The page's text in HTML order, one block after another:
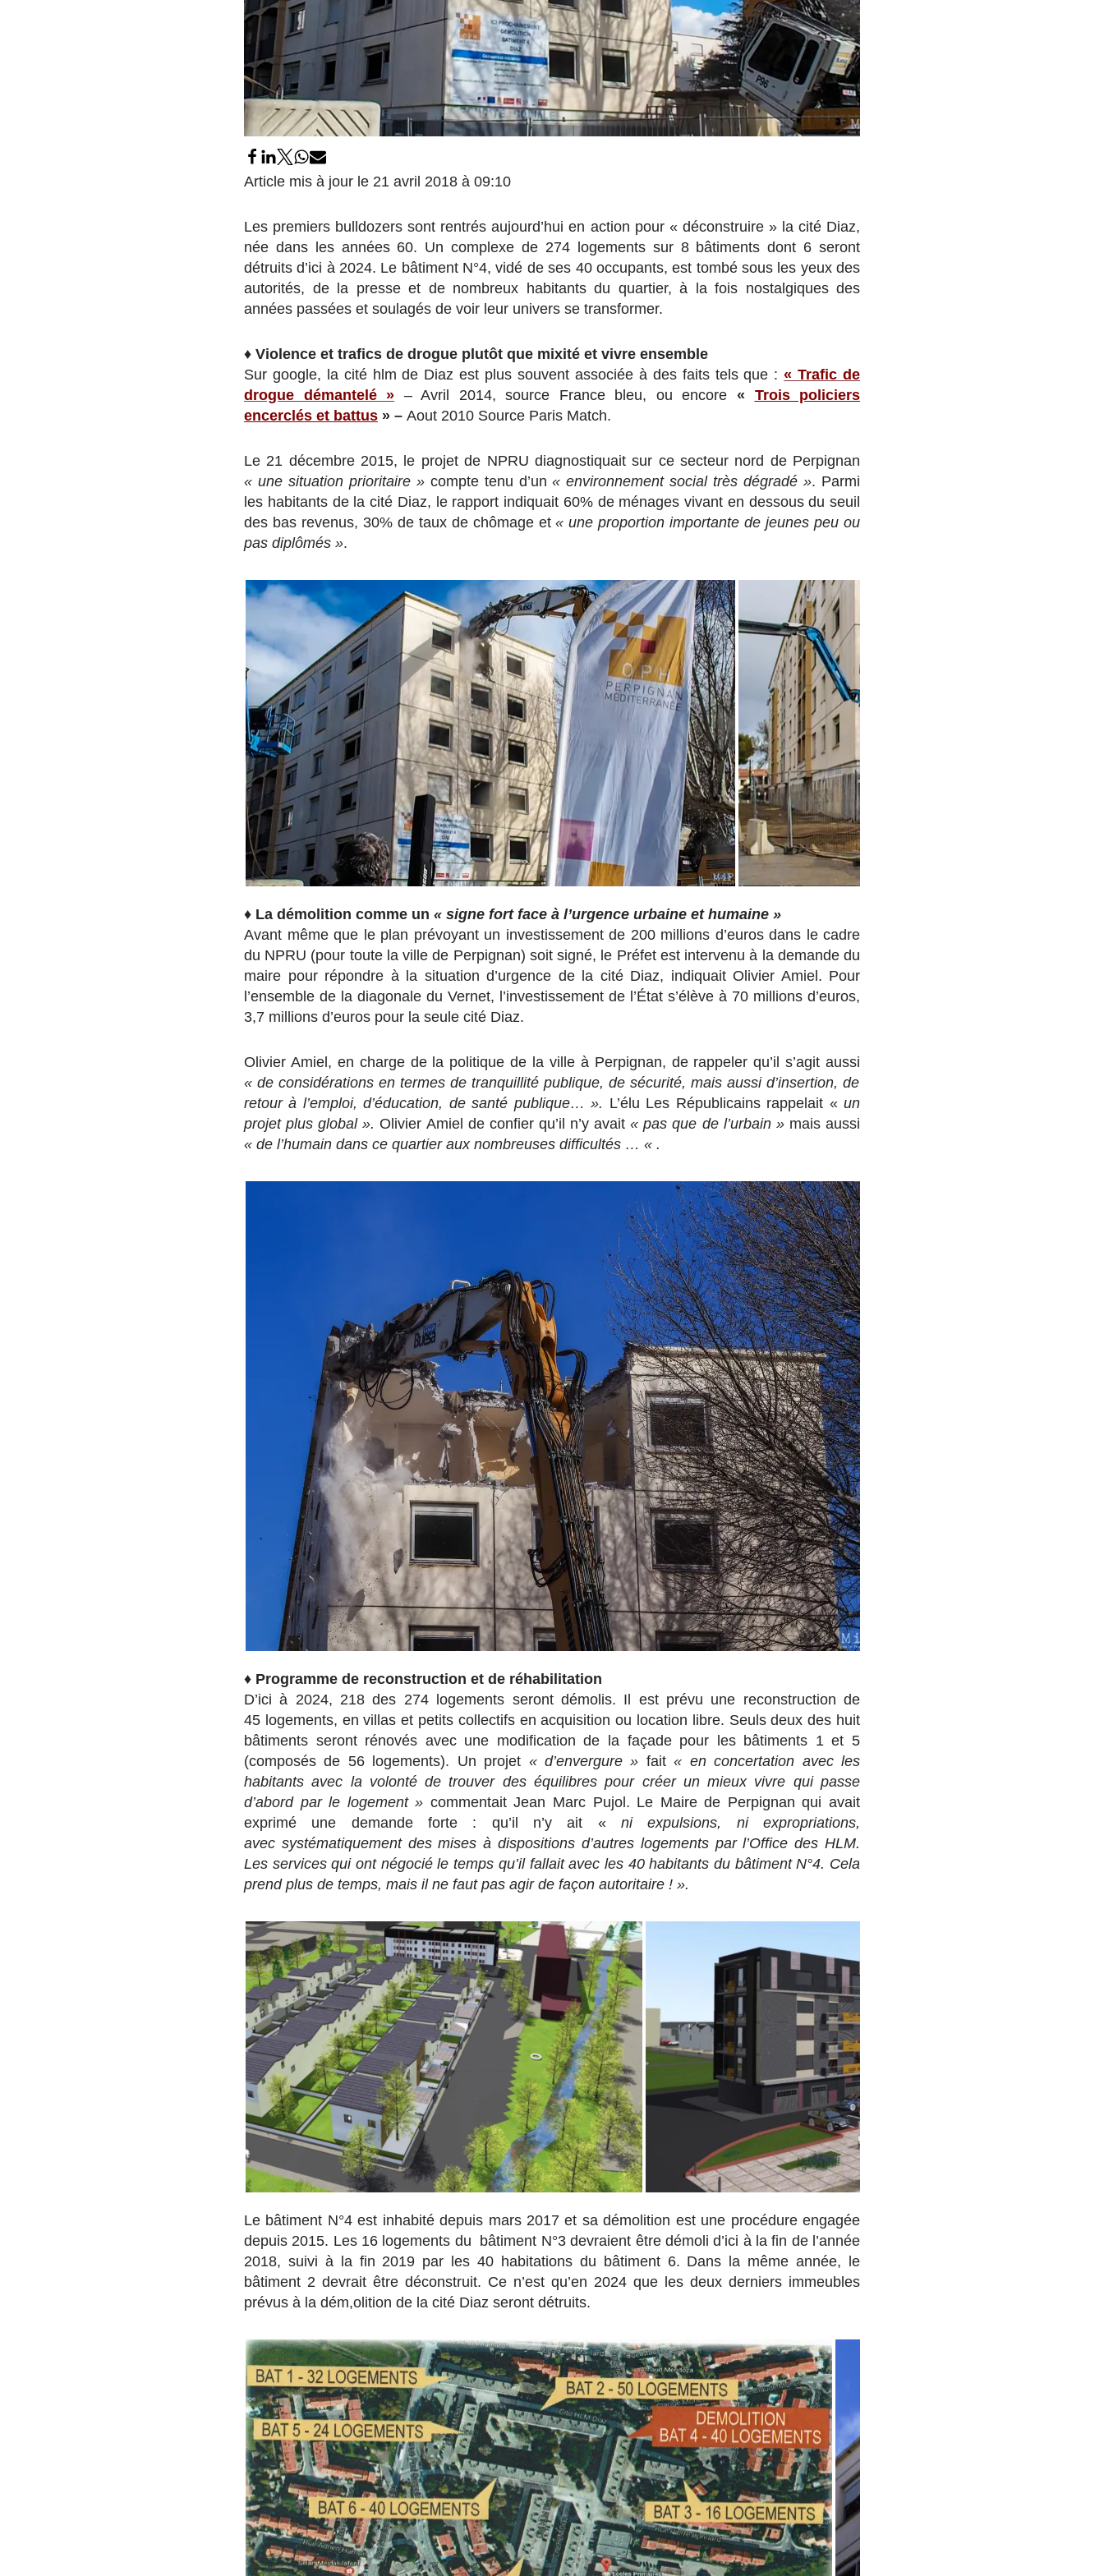
Article mis à jour le 21 avril 2018 à 09:10
Les premiers bulldozers sont rentrés aujourd’hui en action pour « déconstruire » la cité Diaz,
née dans les années 60. Un complexe de 274 logements sur 8 bâtiments dont 6 seront
détruits d’ici à 2024. Le bâtiment N°4, vidé de ses 40 occupants, est tombé sous les yeux des
autorités, de la presse et de nombreux habitants du quartier, à la fois nostalgiques des
années passées et soulagés de voir leur univers se transformer.
♦ Violence et trafics de drogue plutôt que mixité et vivre ensemble
Sur google, la cité hlm de Diaz est plus souvent associée à des faits tels que :« Trafic de
drogue démantelé » – Avril 2014, source France bleu, ou encore « Trois policiers
encerclés et battus » – Aout 2010 Source Paris Match.
Le 21 décembre 2015, le projet de NPRU diagnostiquait sur ce secteur nord de Perpignan
« une situation prioritaire »compte tenu d’un« environnement social très dégradé ». Parmi
les habitants de la cité Diaz, le rapport indiquait 60% de ménages vivant en dessous du seuil
des bas revenus, 30% de taux de chômage et« une proportion importante de jeunes peu ou
pas diplômés ».
♦ La démolition comme un « signe fort face à l’urgence urbaine et humaine »
Avant même que le plan prévoyant un investissement de 200 millions d’euros dans le cadre
du NPRU (pour toute la ville de Perpignan) soit signé, le Préfet est intervenu à la demande du
maire pour répondre à la situation d’urgence de la cité Diaz, indiquait Olivier Amiel. Pour
l’ensemble de la diagonale du Vernet, l’investissement de l’État s’élève à 70 millions d’euros,
3,7 millions d’euros pour la seule cité Diaz.
Olivier Amiel, en charge de la politique de la ville à Perpignan, de rappeler qu’il s’agit aussi
« de considérations en termes de tranquillité publique, de sécurité, mais aussi d’insertion, de
retour à l’emploi, d’éducation, de santé publique… ». L’élu Les Républicains rappelait «un
projet plus global ». Olivier Amiel de confier qu’il n’y avait « pas que de l’urbain » mais aussi
« de l’humain dans ce quartier aux nombreuses difficultés … « .
♦ Programme de reconstruction et de réhabilitation
D’ici à 2024, 218 des 274 logements seront démolis. Il est prévu une reconstruction de
45 logements, en villas et petits collectifs en acquisition ou location libre. Seuls deux des huit
bâtiments seront rénovés avec une modification de la façade pour les bâtiments 1 et 5
(composés de 56 logements). Un projet « d’envergure » fait« en concertation avec les
habitants avec la volonté de trouver des équilibres pour créer un mieux vivre qui passe
d’abord par le logement » commentait Jean Marc Pujol. Le Maire de Perpignan qui avait
exprimé une demande forte : qu’il n’y ait « ni expulsions, ni expropriations,
avec systématiquement des mises à dispositions d’autres logements par l’Office des HLM.
Les services qui ont négocié le temps qu’il fallait avec les 40 habitants du bâtiment N°4. Cela
prend plus de temps, mais il ne faut pas agir de façon autoritaire ! ».
Le bâtiment N°4 est inhabité depuis mars 2017 et sa démolition est une procédure engagée
depuis 2015. Les 16 logements du bâtiment N°3 devraient être démoli d’ici à la fin de l’année
2018, suivi à la fin 2019 par les 40 habitations du bâtiment 6. Dans la même année, le
bâtiment 2 devrait être déconstruit. Ce n’est qu’en 2024 que les deux derniers immeubles
prévus à la dém,olition de la cité Diaz seront détruits.